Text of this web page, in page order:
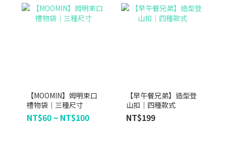
【MOOMIN】姆明束口
禮物袋｜三種尺寸
NT$60 ~ NT$100
【早午餐兄弟】造型登
山扣｜四種款式
NT$199